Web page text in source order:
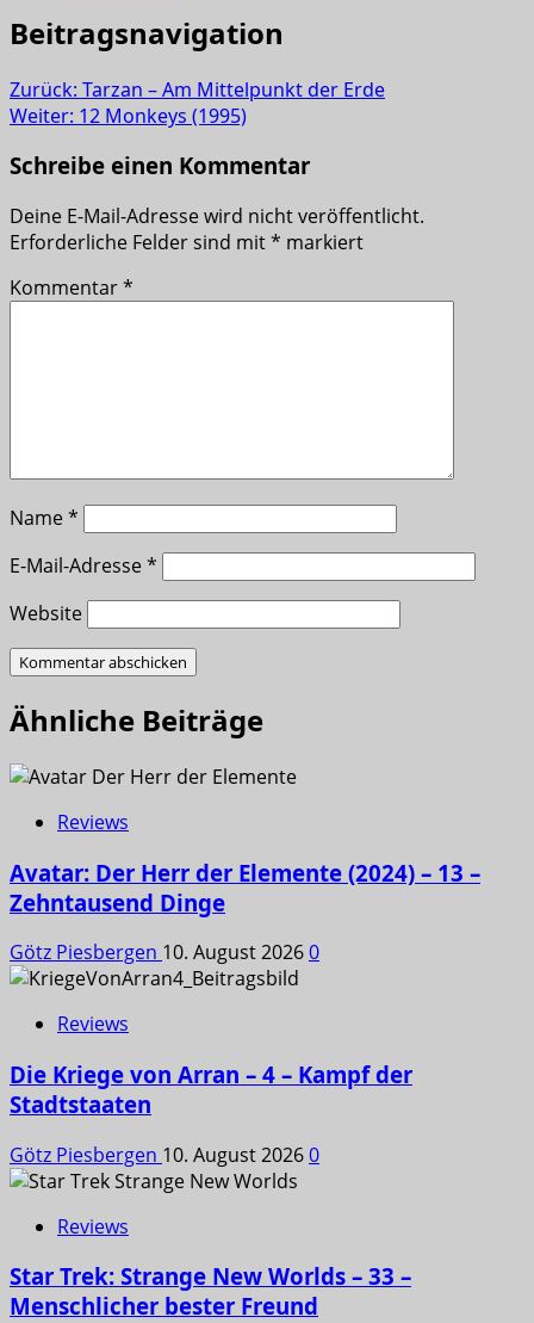
Beitragsnavigation
Zurück: Tarzan – Am Mittelpunkt der Erde
Weiter: 12 Monkeys (1995)
Schreibe einen Kommentar
Deine E-Mail-Adresse wird nicht veröffentlicht.
Erforderliche Felder sind mit* markiert
Kommentar*
Name*
E-Mail-Adresse*
Website
Ähnliche Beiträge
Reviews
Avatar: Der Herr der Elemente (2024) – 13 –
Zehntausend Dinge
Götz Piesbergen 10. August 20260
Reviews
Die Kriege von Arran – 4 – Kampf der
Stadtstaaten
Götz Piesbergen 10. August 20260
Reviews
Star Trek: Strange New Worlds – 33 –
Menschlicher bester Freund